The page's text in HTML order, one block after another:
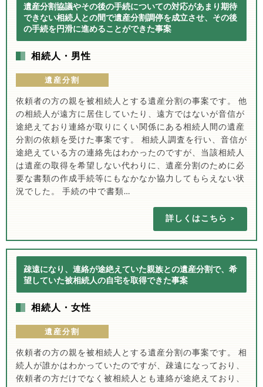
遺産分割協議やその後の手続についての対応があまり期待
できない相続人との間で遺産分割調停を成立させ、その後
の手続を円滑に進めることができた事案
相続人・男性
遺産分割
依頼者の方の親を被相続人とする遺産分割の事案です。 他
の相続人が遠方に居住していたり、遠方ではないが音信が
途絶えており連絡が取りにくい関係にある相続人間の遺産
分割の依頼を受けた事案です。 相続人調査を行い、音信が
途絶えている方の連絡先はわかったのですが、当該相続人
は遺産の取得を希望しない代わりに、遺産分割のために必
要な書類の作成手続等にもなかなか協力してもらえない状
況でした。 手続の中で書類…
詳しくはこちら
疎遠になり、連絡が途絶えていた親族との遺産分割で、希
望していた被相続人の自宅を取得できた事案
相続人・女性
遺産分割
依頼者の方の親を被相続人とする遺産分割の事案です。 相
続人が誰かはわかっていたのですが、疎遠になっており、
依頼者の方だけでなく被相続人とも連絡が途絶えており、